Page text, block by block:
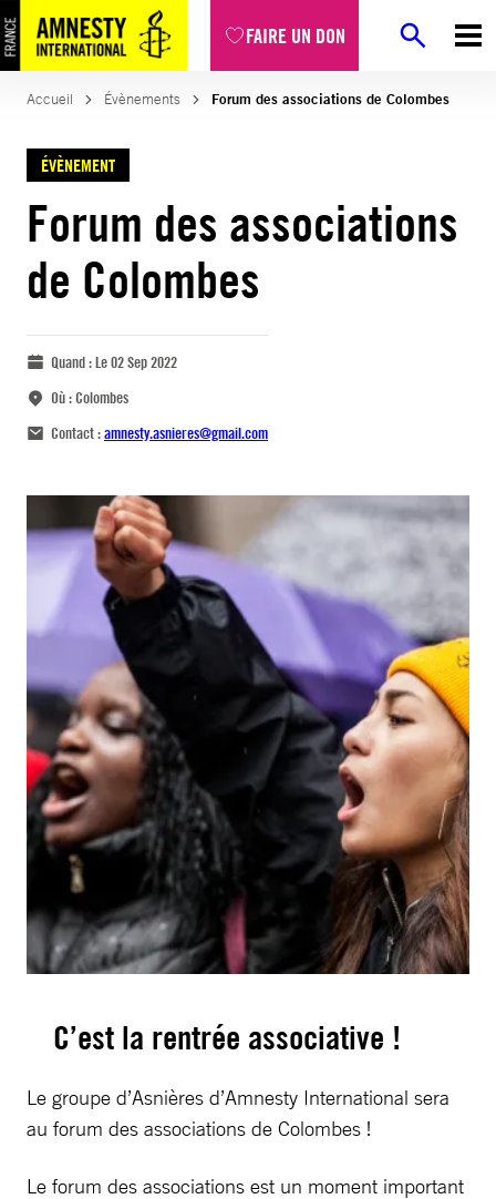
FAIRE UN DON
Accueil Évènements Forum des associations de Colombes
ÉVÈNEMENT
Forum des associations
de Colombes
Quand :Le 02 Sep 2022
Où :Colombes
Contact :amnesty.asnieres@gmail.com
C’est la rentrée associative !
Le groupe d’Asnières d’Amnesty International sera
au forum des associations de Colombes !
Le forum des associations est un moment important